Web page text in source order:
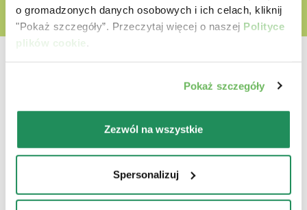
o gromadzonych danych osobowych i ich celach, kliknij
"Pokaż szczegóły”. Przeczytaj więcej o naszej Polityce
plików cookie
Pokaż szczegóły
Zezwól na wszystkie
Spersonalizuj
Która jest ich ulubioną?
Poznaj nasze najlepsze produkty dla Twojego
zwierzaka